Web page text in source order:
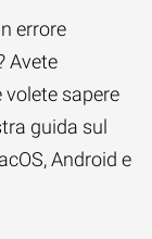
errore
Avete
sapere
guida sul
Android e